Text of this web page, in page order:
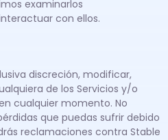
examinarlos
con ellos.
discreción, modificar,
de los Servicios y/o
cualquier momento. No
que puedas sufrir debido
reclamaciones contra Stable